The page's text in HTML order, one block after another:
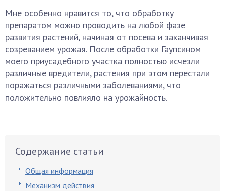
Мне особенно нравится то, что обработку
препаратом можно проводить на любой фазе
развития растений, начиная от посева и заканчивая
созреванием урожая. После обработки Гаупсином
моего приусадебного участка полностью исчезли
различные вредители, растения при этом перестали
поражаться различными заболеваниями, что
положительно повлияло на урожайность.
Содержание статьи
Общая информация
Механизм действия